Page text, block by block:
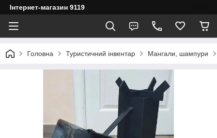
Інтернет-магазин 9119
Головна Туристичний інвентар Мангали, шампури